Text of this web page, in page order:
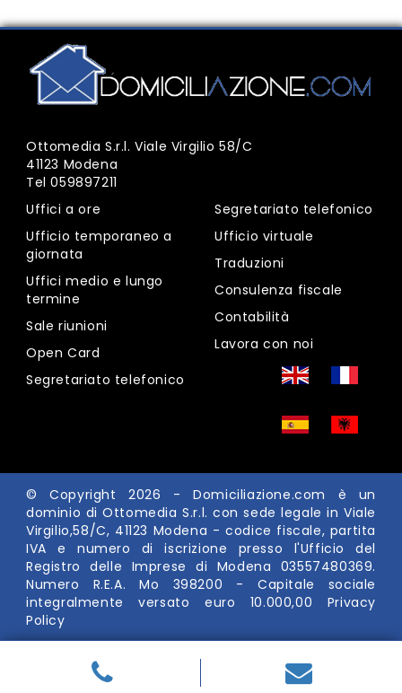
Ottomedia S.r.l. Viale Virgilio 58/C
41123 Modena
Tel059897211
Uffici a ore
Ufficio temporaneo a
giornata
Uffici medio e lungo
termine
Sale riunioni
Open Card
Segretariato telefonico
Segretariato telefonico
Ufficio virtuale
Traduzioni
Consulenza fiscale
Contabilità
Lavora con noi
© Copyright 2026 -Domiciliazione.com
è un
dominio di Ottomedia S.r.l. con sede legale in Viale
Virgilio,58/C, 41123 Modena - codice fiscale, partita
IVA e numero di iscrizione presso l'Ufficio del
Registro delle Imprese di Modena 03557480369.
Numero R.E.A. Mo 398200 - Capitale sociale
integralmente versato euro 10.000,00 Privacy
Policy